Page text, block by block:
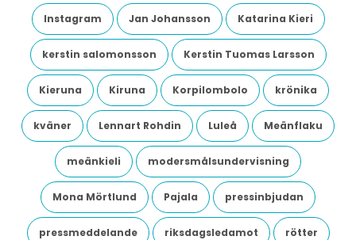
Instagram Jan Johansson Katarina Kieri
kerstin salomonsson Kerstin Tuomas Larsson
Kieruna Kiruna Korpilombolo krönika
kväner Lennart Rohdin Luleå Meänflaku
meänkieli modersmålsundervisning
Mona Mörtlund Pajala pressinbjudan
pressmeddelande riksdagsledamot rötter